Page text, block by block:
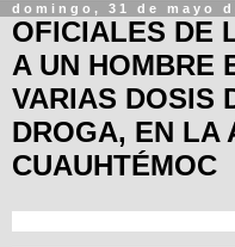
domingo, 31 de mayo
OFICIALES DE
A UN HOMBRE
VARIAS DOSIS
DROGA, EN LA
CUAUHTÉMOC